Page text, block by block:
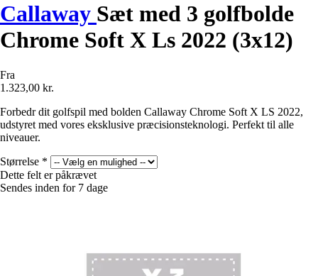
Callaway Sæt med 3 golfbolde
Chrome Soft X Ls 2022 (3x12)
Fra
1.323,00 kr.
Forbedr dit golfspil med bolden Callaway Chrome Soft X LS 2022,
udstyret med vores eksklusive præcisionsteknologi. Perfekt til alle
niveauer.
Størrelse *
Dette felt er påkrævet
Sendes inden for 7 dage